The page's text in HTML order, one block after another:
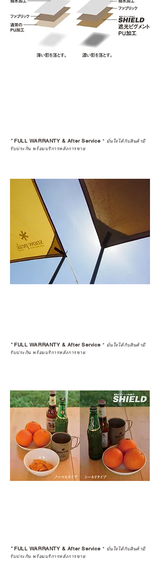
*FULL WARRANTY & After Service * มั่นใจได้กับสินค้ามี
รับประกัน พร้อมบริการหลังการขาย
*FULL WARRANTY & After Service * มั่นใจได้กับสินค้ามี
รับประกัน พร้อมบริการหลังการขาย
*FULL WARRANTY & After Service * มั่นใจได้กับสินค้ามี
รับประกัน พร้อมบริการหลังการขาย